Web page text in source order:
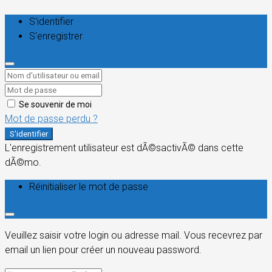
S'identifier
S'enregistrer
Se souvenir de moi
Mot de passe perdu ?
S'identifier
L'enregistrement utilisateur est dÃ©sactivÃ© dans cette
dÃ©mo.
Réinitialiser le mot de passe
Veuillez saisir votre login ou adresse mail. Vous recevrez par
email un lien pour créer un nouveau password.